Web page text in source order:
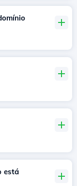
está